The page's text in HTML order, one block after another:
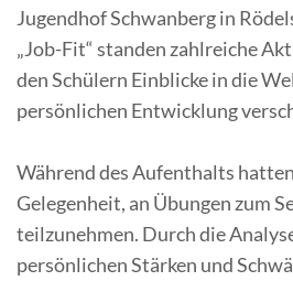
Jugendhof Schwanberg in
„Job-Fit“ standen zahlreiche
den Schülern Einblicke in die
persönlichen Entwicklung
Während des Aufenthalts
Gelegenheit, an Übungen zum
teilzunehmen. Durch die
persönlichen Stärken und